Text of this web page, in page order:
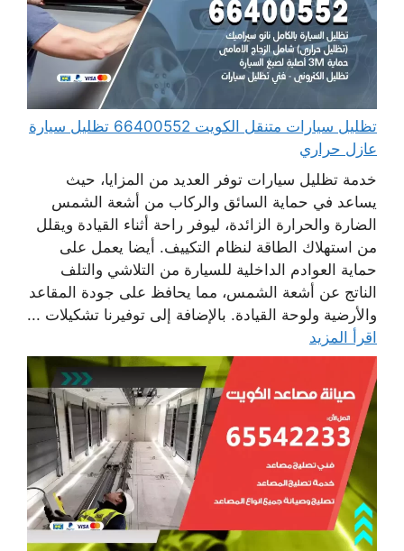
تظليل سيارات متنقل الكويت 66400552 تظليل سيارة
عازل حراري
خدمة تظليل سيارات توفر العديد من المزايا، حيث
يساعد في حماية السائق والركاب من أشعة الشمس
الضارة والحرارة الزائدة، ليوفر راحة أثناء القيادة ويقلل
من استهلاك الطاقة لنظام التكييف. أيضا يعمل على
حماية العوادم الداخلية للسيارة من التلاشي والتلف
الناتج عن أشعة الشمس، مما يحافظ على جودة المقاعد
والأرضية ولوحة القيادة. بالإضافة إلى توفيرنا تشكيلات ...
اقرأ المزيد